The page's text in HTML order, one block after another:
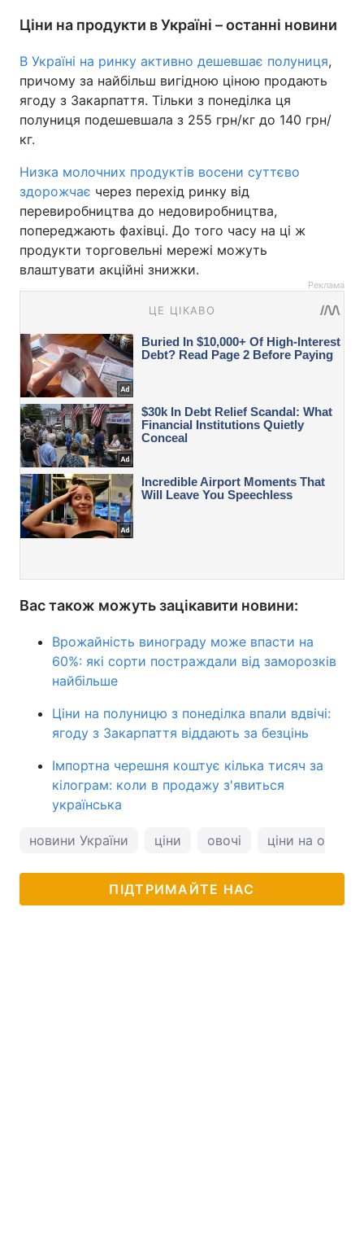
Ціни на продукти в Україні – останні новини
В Україні на ринку активно дешевшає полуниця,
причому за найбільш вигідною ціною продають
ягоду з Закарпаття. Тільки з понеділка ця
полуниця подешевшала з 255 грн/кг до 140 грн/
кг.
Низка молочних продуктів восени суттєво
здорожчає через перехід ринку від
перевиробництва до недовиробництва,
попереджають фахівці. До того часу на ці ж
продукти торговельні мережі можуть
влаштувати акційні знижки.
Реклама
Вас також можуть зацікавити новини:
Врожайність винограду може впасти на
60%: які сорти постраждали від заморозків
найбільше
Ціни на полуницю з понеділка впали вдвічі:
ягоду з Закарпаття віддають за безцінь
Імпортна черешня коштує кілька тисяч за
кілограм: коли в продажу з'явиться
українська
новини України ціни овочі ціни на овочі
ПІДТРИМАЙТЕ НАС